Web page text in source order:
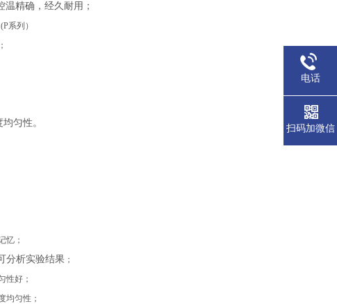
精确，经久耐用；
系列）
匀性。
忆；
分析实验结果 ；
性好；
均匀性；
电话
扫码加微信